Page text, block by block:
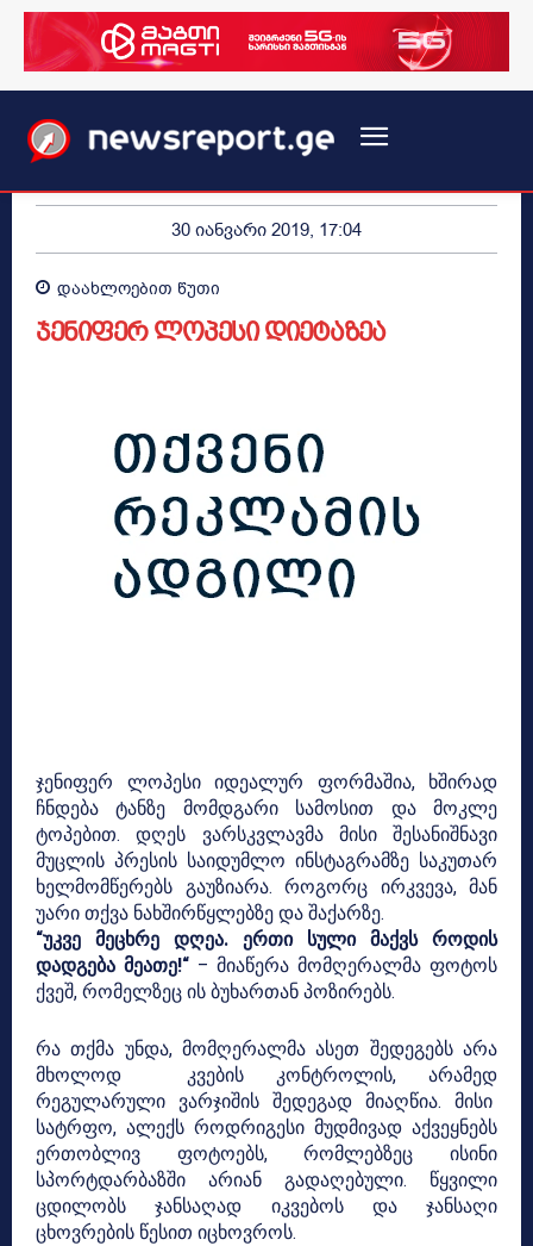
30 იანვარი 2019, 17:04
დაახლოებით წუთი
ჯენიფერ ლოპესი დიეტაზეა
ჯენიფერ ლოპესი იდეალურ ფორმაშია, ხშირად
ჩნდება ტანზე მომდგარი სამოსით და მოკლე
ტოპებით. დღეს ვარსკვლავმა მისი შესანიშნავი
მუცლის პრესის საიდუმლო ინსტაგრამზე საკუთარ
ხელმომწერებს გაუზიარა. როგორც ირკვევა, მან
უარი თქვა ნახშირწყლებზე და შაქარზე.
“უკვე მეცხრე დღეა. ერთი სული მაქვს როდის
დადგება მეათე!“ – მიაწერა მომღერალმა ფოტოს
ქვეშ, რომელზეც ის ბუხართან პოზირებს.
რა თქმა უნდა, მომღერალმა ასეთ შედეგებს არა
მხოლოდ კვების კონტროლის, არამედ
რეგულარული ვარჯიშის შედეგად მიაღწია. მისი
სატრფო, ალექს როდრიგესი მუდმივად აქვეყნებს
ერთობლივ ფოტოებს, რომლებზეც ისინი
სპორტდარბაზში არიან გადაღებული. წყვილი
ცდილობს ჯანსაღად იკვებოს და ჯანსაღი
ცხოვრების წესით იცხოვროს.